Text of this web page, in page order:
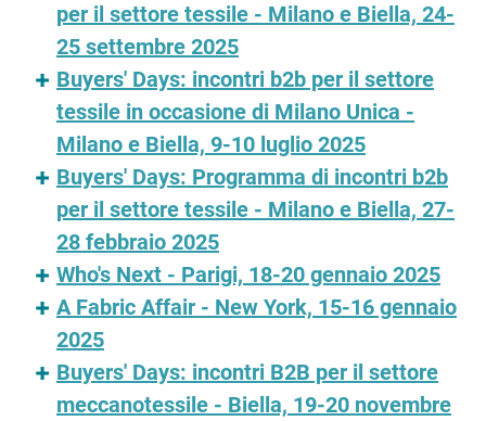
per il settore tessile - Milano e Biella, 24-
25 settembre 2025
Buyers' Days: incontri b2b per il settore
tessile in occasione di Milano Unica -
Milano e Biella, 9-10 luglio 2025
Buyers' Days: Programma di incontri b2b
per il settore tessile - Milano e Biella, 27-
28 febbraio 2025
Who's Next - Parigi, 18-20 gennaio 2025
A Fabric Affair - New York, 15-16 gennaio
2025
Buyers' Days: incontri B2B per il settore
meccanotessile - Biella, 19-20 novembre